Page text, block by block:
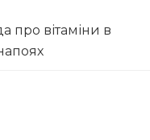
про вітаміни в